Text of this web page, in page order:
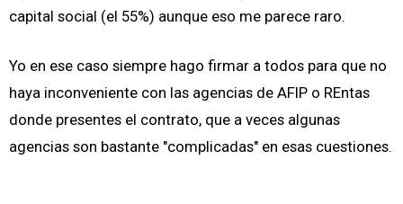
capital social (el 55%) aunque eso me parece raro.
Yo en ese caso siempre hago firmar a todos para que no
haya inconveniente con las agencias de AFIP o REntas
donde presentes el contrato, que a veces algunas
agencias son bastante "complicadas" en esas cuestiones.